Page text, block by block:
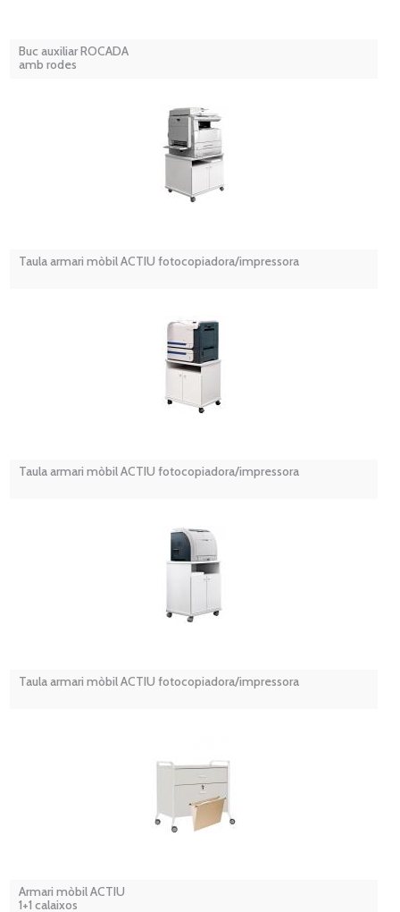
Buc auxiliar ROCADA
amb rodes
Taula armari mòbil ACTIU fotocopiadora/impressora
Taula armari mòbil ACTIU fotocopiadora/impressora
Taula armari mòbil ACTIU fotocopiadora/impressora
Armari mòbil ACTIU
1+1 calaixos